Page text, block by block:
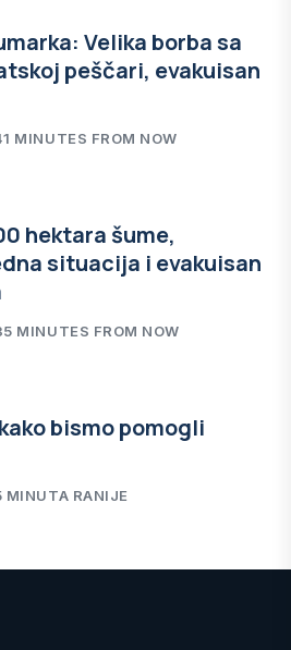
Velika borba sa
peščari, evakuisan
MINUTES FROM NOW
hektara šume,
situacija i evakuisan
MINUTES FROM NOW
bismo pomogli
MINUTA RANIJE